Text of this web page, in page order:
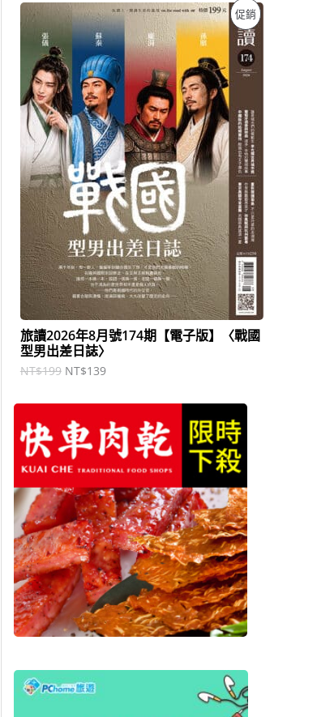
促銷 特
價
商
旅讀2026年8月號174期【電子版】〈戰國
型男出差日誌〉
NT$199
原
始
價
格
：
N
T
$
1
9
9
。
NT$139
目
前
價
格
：
N
T
$
1
3
9
。